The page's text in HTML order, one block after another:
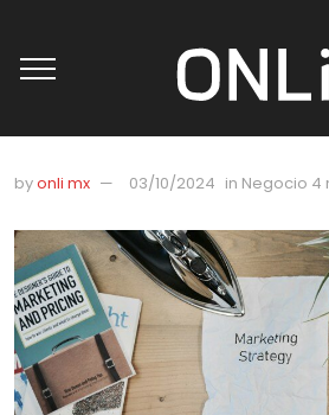
byonli mx 03/10/2024 in Negocio 4